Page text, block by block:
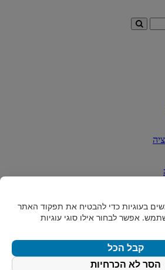
בעוגיות כדי להבטיח את תפקוד האתר
אפשר לבחור אילו סוגי עוגיות
קבל הכל
הסר לא הכרחיות